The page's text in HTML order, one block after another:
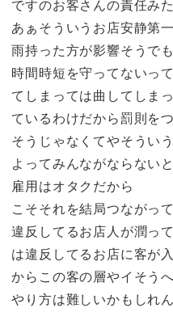
ですのお客さんの責任み
あぁそういうお店安静第一
雨持った方が影響そうで
時間時短を守ってないっ
てしまっては曲してしま
ているわけだから罰則を
そうじゃなくてやそうい
よってみんながならない
雇用はオタクだから
こそそれを結局つながっ
違反してるお店人が潤っ
は違反してるお店に客が
からこの客の層やイそうへ
やり方は難しいかもしれ